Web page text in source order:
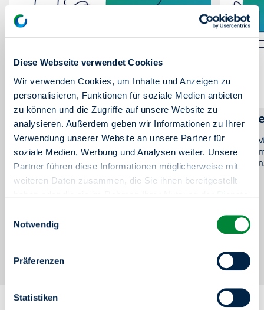
Diese Webseite verwendet Cookies
Wir verwenden Cookies, um Inhalte und Anzeigen zu
personalisieren, Funktionen für soziale Medien anbieten
zu können und die Zugriffe auf unsere Website zu
analysieren. Außerdem geben wir Informationen zu Ihrer
Verwendung unserer Website an unsere Partner für
soziale Medien, Werbung und Analysen weiter. Unsere
Partner führen diese Informationen möglicherweise mit
weiteren Daten zusammen, die Sie ihnen bereitgestellt
Sie haben das Recht Ihre erteilten Einwilligungen
jederzeit zu widerrufen. Dies ist über einen erneuten
Aufruf dieses Tools über den Button am unteren linken
Rand möglich.
Notwendig
Präferenzen
Statistiken
Recycling im Alltag
Kleidung, Lebensmittel & mehr: So vermeiden
Sie Müll im Alltag und nutzen Ressourcen
sinnvoll – mit einfachen Tipps zum
Müll
Weniger
Tipps
Alltag
Pflanzen & Grün